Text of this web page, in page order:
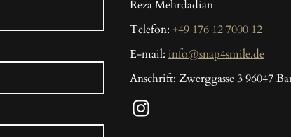
Reza Mehrdadian
Telefon: +49 176 12 7000 12
E-mail: info@snap4smile.de
Anschrift: Zwerggasse 3 96047